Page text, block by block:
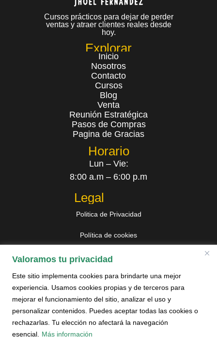
Valoramos tu privacidad
Este sitio implementa cookies para brindarte una mejor
experiencia. Usamos cookies propias y de terceros para
mejorar el funcionamiento del sitio, analizar el uso y
personalizar contenidos. Puedes aceptar todas las cookies o
rechazarlas. Tu elección no afectará la navegación
esencial.
Más información
Cursos prácticos para dejar de perder
ventas y atraer clientes reales desde
hoy.
Explorar
Inicio
Nosotros
Contacto
Cursos
Blog
Venta
Reunión Estratégica
Pasos de Compras
Pagina de Gracias
Horario
Lun – Vie:
8:00 a.m – 6:00 p.m
Legal
Politica de Privacidad
Política de cookies
Libro de reclamaciones
Contáctanos